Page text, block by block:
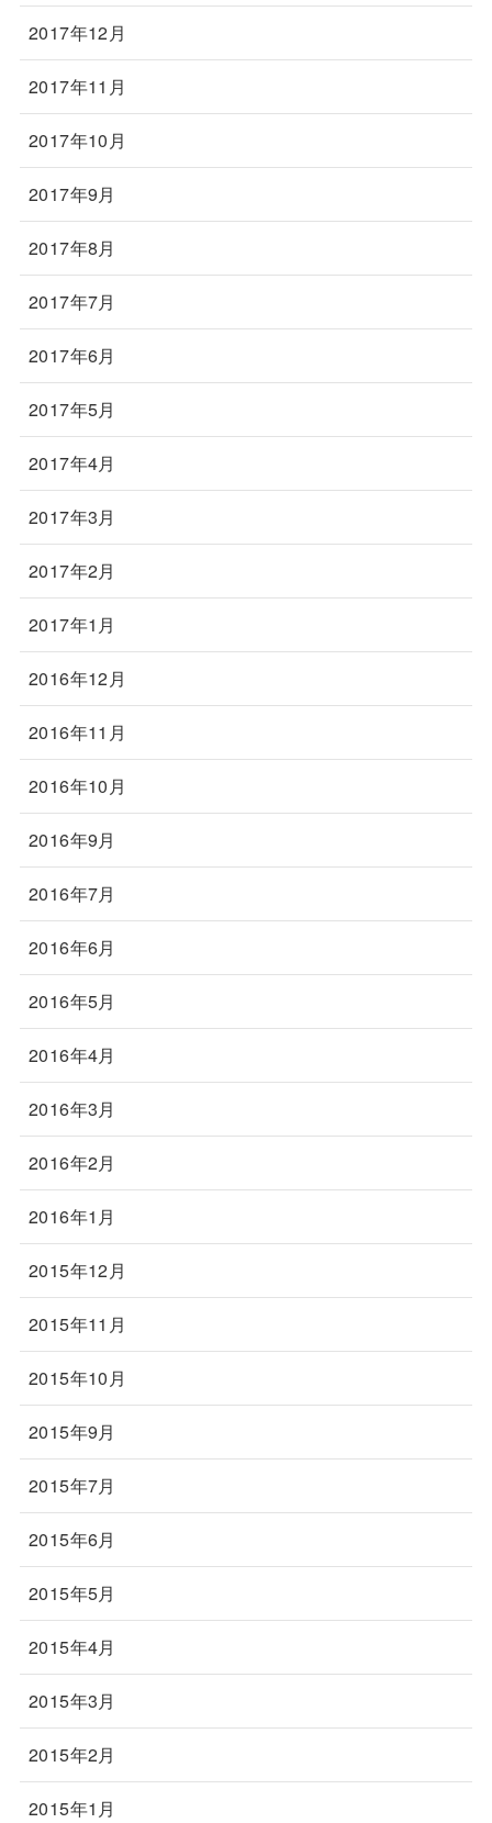
2017年12月
2017年11月
2017年10月
2017年9月
2017年8月
2017年7月
2017年6月
2017年5月
2017年4月
2017年3月
2017年2月
2017年1月
2016年12月
2016年11月
2016年10月
2016年9月
2016年7月
2016年6月
2016年5月
2016年4月
2016年3月
2016年2月
2016年1月
2015年12月
2015年11月
2015年10月
2015年9月
2015年7月
2015年6月
2015年5月
2015年4月
2015年3月
2015年2月
2015年1月